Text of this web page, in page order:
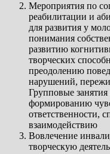
Мероприятия по
реабилитации и
для развития у
понимания
развитию
творческих
преодолению
нарушений,
Групповые
формированию
ответственности,
взаимодействию
Вовлечение
творческую